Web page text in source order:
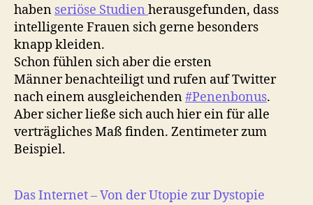
haben seriöse Studien herausgefunden, dass
intelligente Frauen sich gerne besonders
knapp kleiden.
Schon fühlen sich aber die ersten
Männer benachteiligt und rufen auf Twitter
nach einem ausgleichenden#Penenbonus.
Aber sicher ließe sich auch hier ein für alle
verträgliches Maß finden. Zentimeter zum
Beispiel.
Das Internet – Von der Utopie zur Dystopie